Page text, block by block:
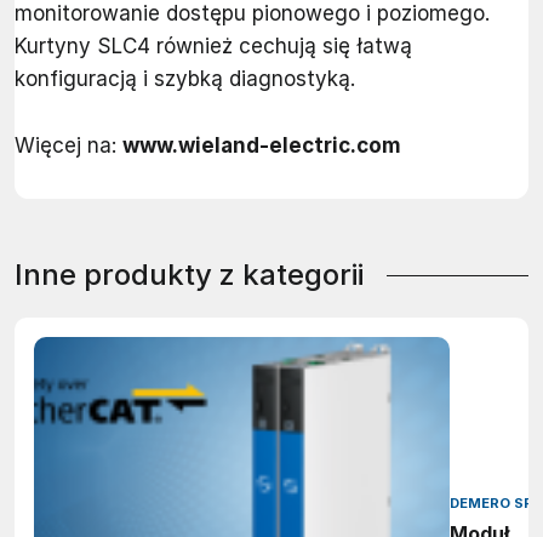
monitorowanie dostępu pionowego i poziomego.
Kurtyny SLC4 również cechują się łatwą
konfiguracją i szybką diagnostyką.
Więcej na: www.wieland-electric.com
Inne produkty z kategorii
DEMERO